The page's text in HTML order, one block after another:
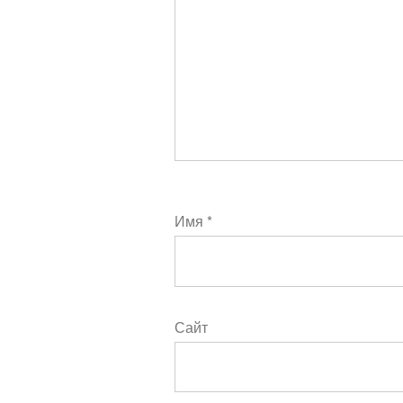
Имя *
Сайт